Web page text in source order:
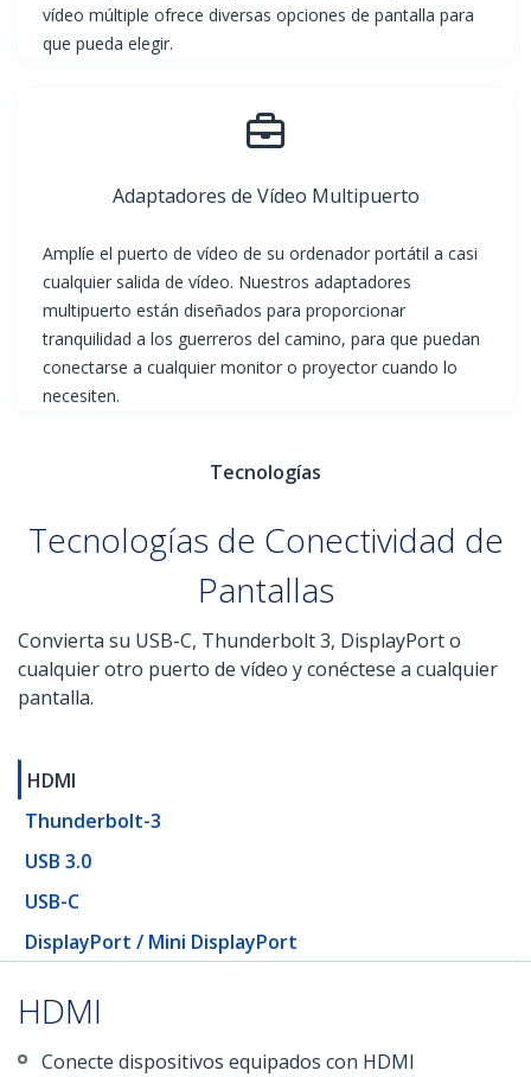
vídeo múltiple ofrece diversas opciones de pantalla para
que pueda elegir.
Adaptadores de Vídeo Multipuerto
Amplíe el puerto de vídeo de su ordenador portátil a casi
cualquier salida de vídeo. Nuestros adaptadores
multipuerto están diseñados para proporcionar
tranquilidad a los guerreros del camino, para que puedan
conectarse a cualquier monitor o proyector cuando lo
necesiten.
Tecnologías
Tecnologías de Conectividad de
Pantallas
Convierta su USB-C, Thunderbolt 3, DisplayPort o
cualquier otro puerto de vídeo y conéctese a cualquier
pantalla.
HDMI
Thunderbolt-3
USB 3.0
USB-C
DisplayPort / Mini DisplayPort
HDMI
Conecte dispositivos equipados con HDMI